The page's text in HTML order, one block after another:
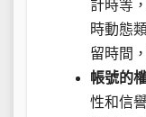
計時等
時動態
留時間
帳號的
性和信